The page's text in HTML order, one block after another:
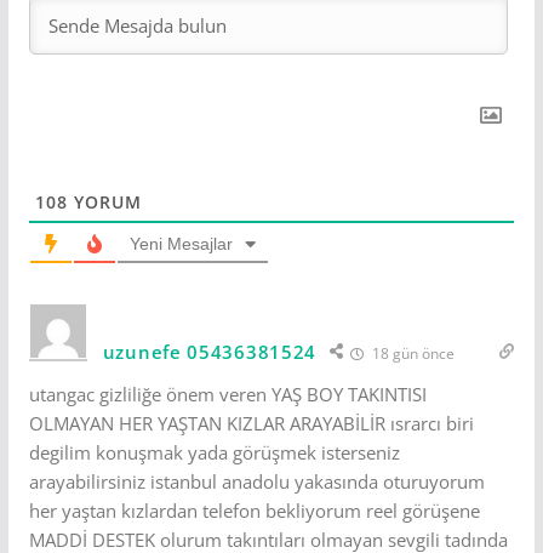
108 YORUM
Yeni Mesajlar
uzunefe 05436381524 18 gün önce
utangac gizliliğe önem veren YAŞ BOY TAKINTISI
OLMAYAN HER YAŞTAN KIZLAR ARAYABİLİR ısrarcı biri
degilim konuşmak yada görüşmek isterseniz
arayabilirsiniz istanbul anadolu yakasında oturuyorum
her yaştan kızlardan telefon bekliyorum reel görüşene
MADDİ DESTEK olurum takıntıları olmayan sevgili tadında